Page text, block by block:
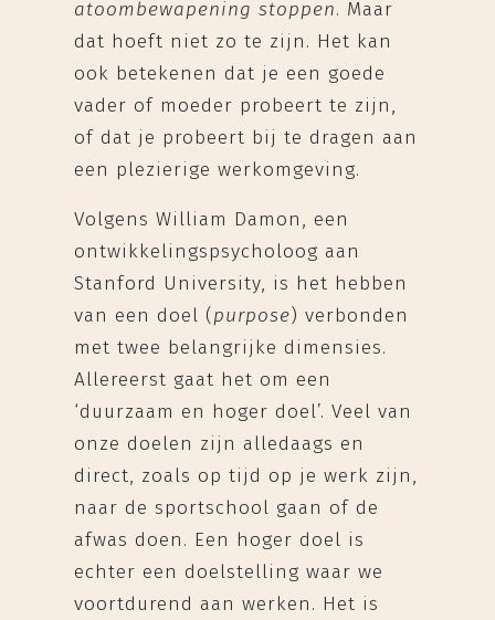
atoombewapening stoppen. Maar
dat hoeft niet zo te zijn. Het kan
ook betekenen dat je een goede
vader of moeder probeert te zijn,
of dat je probeert bij te dragen aan
een plezierige werkomgeving.
Volgens William Damon, een
ontwikkelingspsycholoog aan
Stanford University, is het hebben
van een doel (purpose) verbonden
met twee belangrijke dimensies.
Allereerst gaat het om een
‘duurzaam en hoger doel’. Veel van
onze doelen zijn alledaags en
direct, zoals op tijd op je werk zijn,
naar de sportschool gaan of de
afwas doen. Een hoger doel is
echter een doelstelling waar we
voortdurend aan werken. Het is